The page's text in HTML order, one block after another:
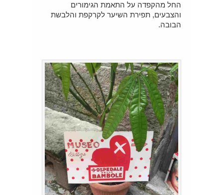
החל מהקפדה על התאמת הגימורים
והצבעים, תפירת השיער לקרקפת והלבשת
הבובה.